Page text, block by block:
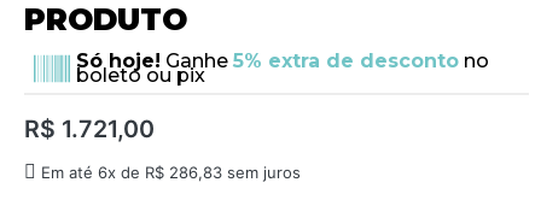
PRODUTO
Só hoje! Ganhe 5% extra de descontono
boleto ou pix
R$ 1.721,00
Em até 6x de R$ 286,83 sem juros